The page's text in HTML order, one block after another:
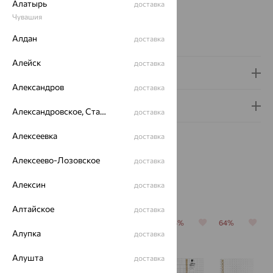
Страна происхождения:
РОССИЯ
Вес металла:
Гарантия и возврат
Похожие изделия
64% 64%
Алатырь
Чувашия
доставка
Алдан доставка
Алейск доставка
Александров доставка
Александровское, Ставропольский край доставка
Алексеевка доставка
Алексеево-Лозовское доставка
Алексин доставка
Алтайское доставка
Алупка доставка
Алушта доставка